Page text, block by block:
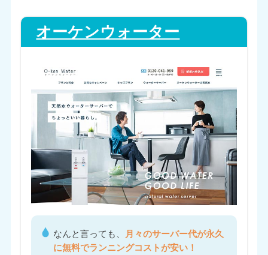
オーケンウォーター
なんと言っても、
月々のサーバー代が永久
に無料でランニングコストが安い！